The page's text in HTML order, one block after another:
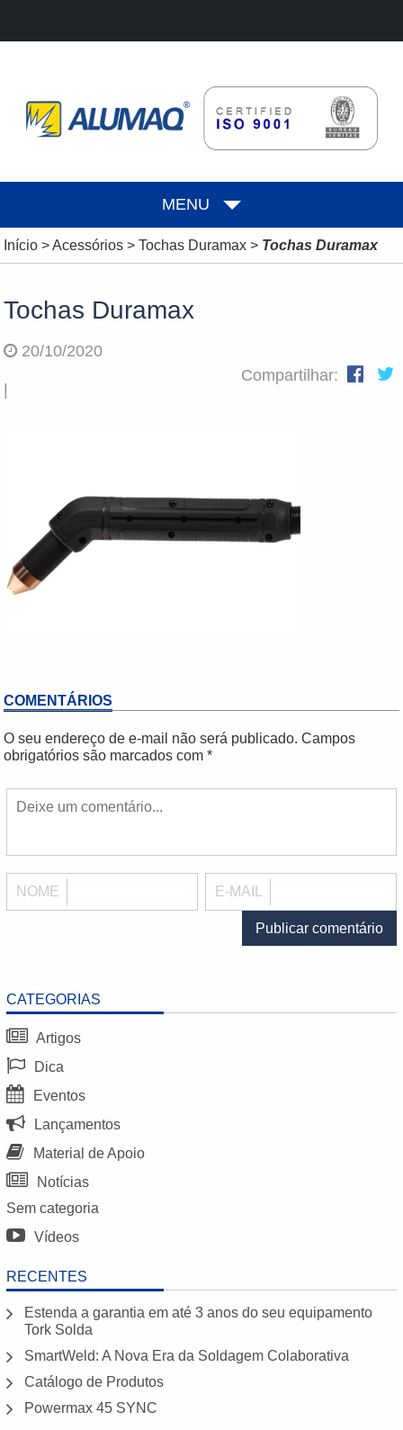
MENU
Início>Acessórios> Tochas Duramax> Tochas Duramax
CATEGORIAS
Artigos
Dica
Eventos
Lançamentos
Material de Apoio
Notícias
Sem categoria
Vídeos
RECENTES
Estenda a garantia em até 3 anos do seu equipamento
Tork Solda
SmartWeld: A Nova Era da Soldagem Colaborativa
Catálogo de Produtos
Powermax 45 SYNC
Tochas Duramax
20/10/2020
|
Compartilhar:
COMENTÁRIOS
O seu endereço de e-mail não será publicado. Campos
obrigatórios são marcados com *
NOME E-MAIL